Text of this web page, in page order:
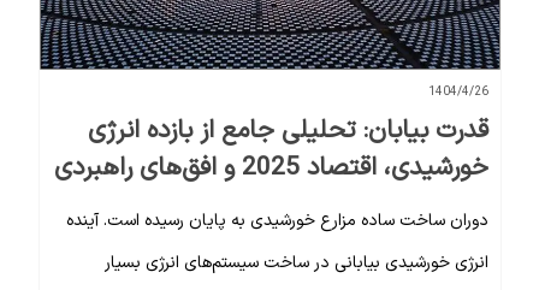
1404/4/26
قدرت بیابان: تحلیلی جامع از بازده انرژی
خورشیدی، اقتصاد 2025 و افق‌های راهبردی
دوران ساخت ساده مزارع خورشیدی به پایان رسیده است. آینده
انرژی خورشیدی بیابانی در ساخت سیستم‌های انرژی بسیار